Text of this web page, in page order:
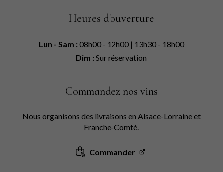
Heures d'ouverture
Lun - Sam : 08h00 - 12h00 | 13h30 - 18h00
Dim : Sur réservation
Commandez nos vins
Nous organisons des livraisons en Alsace-Lorraine et
Franche-Comté.
Commander